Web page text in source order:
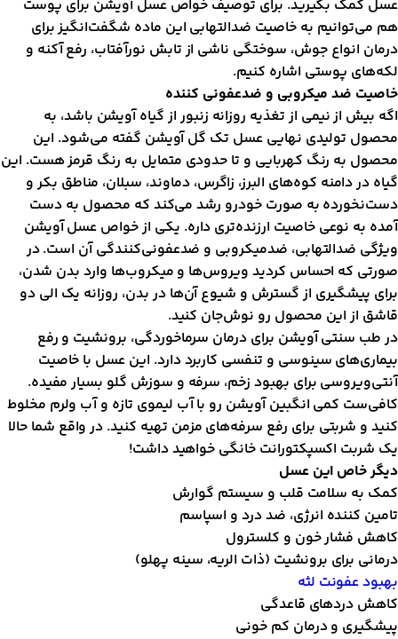
کمک بگیرید. برای توصیف خواص عسل آویشن برای پوست
می‌توانیم به خاصیت ضدالتهابی این ماده شگفت‌انگیز برای
انواع جوش، سوختگی ناشی از تابش نورآفتاب، رفع آکنه و
پوستی اشاره کنیم.
ضد میکروبی و ضدعفونی کننده
بیش از نیمی ‌از تغذیه روزانه زنبور از گیاه آویشن باشد، به
تولیدی نهایی عسل تک گل آویشن گفته می‌شود. این
به رنگ کهربایی و تا حدودی متمایل به رنگ قرمز هست. این
در دامنه کوه‌های البرز، زاگرس، دماوند، سبلان، مناطق بکر و
به صورت خودرو رشد می‌کند که محصول به دست
به نوعی خاصیت ارزنده‌تری داره. یکی از خواص عسل آویشن
ضدالتهابی، ضدمیکروبی و ضدعفونی‌کنندگی آن است. در
که احساس کردید ویروس‌ها‌ و میکروب‌ها‌ وارد بدن شدن،
پیشگیری از گسترش و شیوع آن‌ها در بدن، روزانه یک الی دو
از این محصول رو نوش‌جان کنید.
طب سنتی آویشن برای درمان سرماخوردگی، برونشیت و رفع
سینوسی و تنفسی کاربرد دارد. این عسل با خاصیت
برای بهبود زخم‌‌، سرفه‌‌ و سوزش گلو بسیار مفیده.
کمی ‌انگبین آویشن رو با آب لیموی تازه و آب ولرم مخلوط
و شربتی برای رفع سرفه‌ها‌ی مزمن تهیه کنید. در واقع شما حالا
شربت اکسپکتورانت خانگی خواهید داشت!
خاص این عسل
به سلامت قلب و سیستم گوارش
کننده انرژی، ضد درد و اسپاسم
فشار خون و کلسترول
برای برونشیت (ذات الریه، سینه پهلو)
عفونت لثه
دردهای قاعدگی
و درمان کم خونی